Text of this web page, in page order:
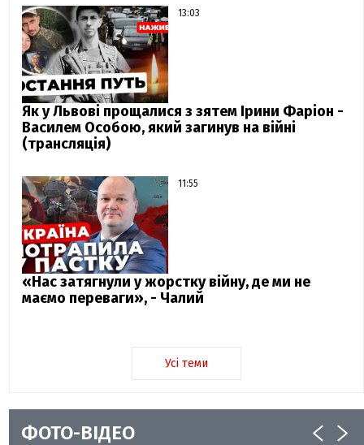
13:03
Як у Львові прощалися з зятем Ірини Фаріон -
Василем Особою, який загинув на війні
(трансляція)
11:55
«Нас затягнули у жорстку війну, де ми не
маємо переваги», - Чалий
Усі теми
ФОТО-ВІДЕО